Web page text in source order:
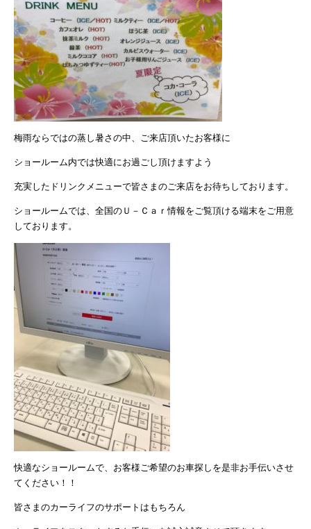
梅雨ならではの蒸し暑さの中、ご来店頂いたお客様に
ショールーム内では快適にお過ごし頂けますよう
充実したドリンクメニューで皆さまのご来店をお待ちしております。
ショールームでは、全国のＵ－Ｃａｒ情報をご覧頂ける端末をご用意
しております。
快適なショールームで、お客様ご希望のお車探しを是非お手伝いさせ
てください！！
皆さまのカーライフのサポートはもちろん